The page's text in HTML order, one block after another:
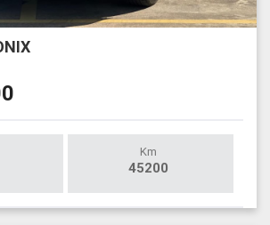
Km
45200